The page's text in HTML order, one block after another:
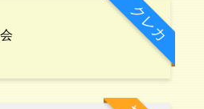
クレカ